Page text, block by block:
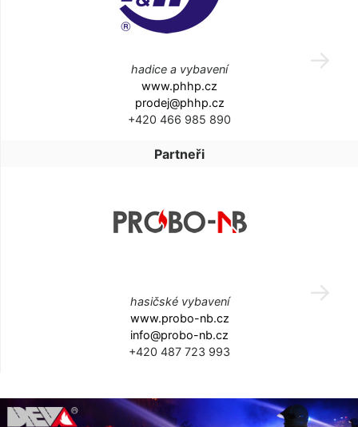
hadice a vybavení
www.phhp.cz
prodej@phhp.cz
+420 466 985 890
Partneři
hasičské vybavení
www.probo-nb.cz
info@probo-nb.cz
+420 487 723 993